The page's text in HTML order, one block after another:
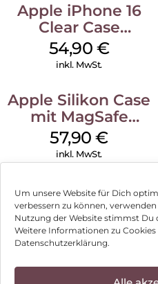
Um unsere Website für Dich
verbessern zu können,
Nutzung der Website stimmst Du
Weitere Informationen zu
Datenschutzerklärung.
Apple iPhone 16
Clear Case
MagSafe
Transparent
54,90 €
inkl. MwSt.
Apple Silikon Case
mit MagSafe
iPhone 14 Pro
(PRODUCT)RED
57,90€
inkl. MwSt.
Impressum